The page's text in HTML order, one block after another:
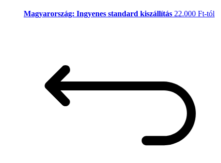
Magyarország: Ingyenes standard kiszállítás 22.000 Ft-tól